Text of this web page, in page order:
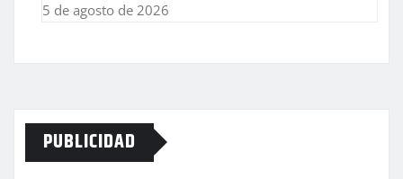
5 de agosto de 2026
PUBLICIDAD